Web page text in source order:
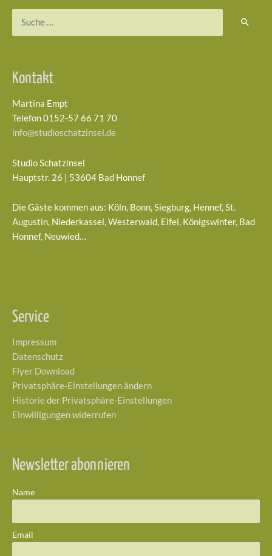
Kontakt
Martina Empt
Telefon 0152-57 66 71 70
info@studioschatzinsel.de
Studio Schatzinsel
Hauptstr. 26 | 53604 Bad Honnef
Die Gäste kommen aus: Köln, Bonn, Siegburg, Hennef, St.
Augustin, Niederkassel, Westerwald, Eifel, Königswinter, Bad
Honnef, Neuwied…
Service
Impressum
Datenschutz
Flyer Download
Privatsphäre-Einstellungen ändern
Historie der Privatsphäre-Einstellungen
Einwilligungen widerrufen
Newsletter abonnieren
Name
Email